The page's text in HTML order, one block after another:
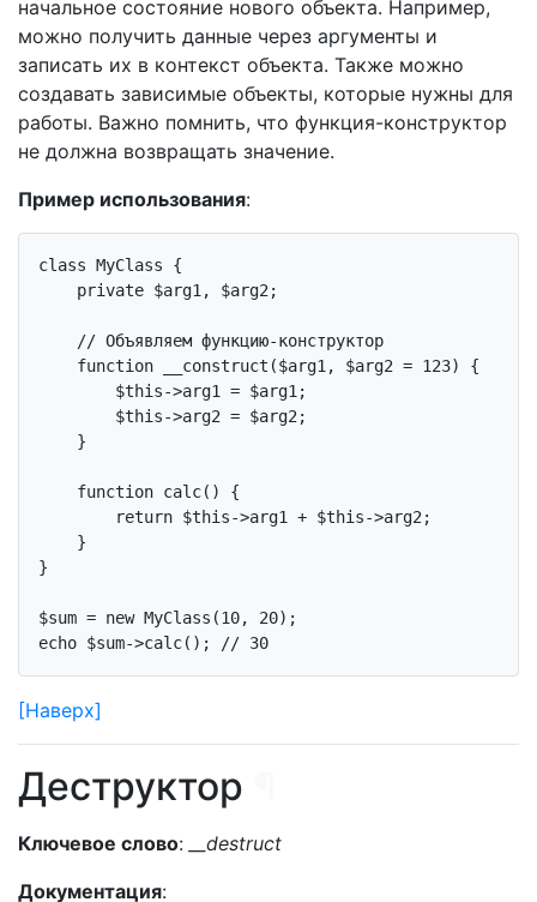
начальное состояние нового объекта. Например,
можно получить данные через аргументы и
записать их в контекст объекта. Также можно
создавать зависимые объекты, которые нужны для
работы. Важно помнить, что функция-конструктор
не должна возвращать значение.
Пример использования:
class MyClass
{
private $arg1, $arg2;
// Объявляем функцию-конструктор
function
__construct ($arg1, $arg2 = 123)
{
$this->arg1 = $arg1;
$this->arg2 = $arg2;
    }
function calc()
{
return $this->arg1 + $this->arg2;
    }
}
$sum = new MyClass(10, 20
echo $sum->calc(); // 30
[Наверх]
Деструктор
Ключевое слово:
__destruct
Документация: